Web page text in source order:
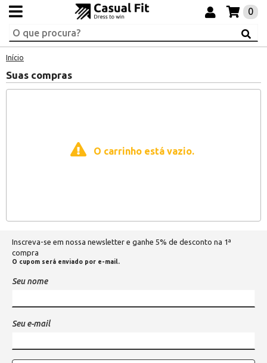
0
Início
Suas compras
O carrinho está vazio.
Inscreva-se em nossa newsletter e ganhe 5% de desconto na 1ª
compra
O cupom será enviado por e-mail.
Seu nome
Seu e-mail